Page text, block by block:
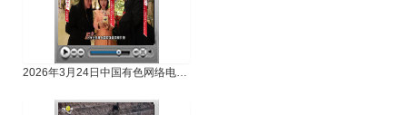
2026年3月24日中国有色网络电视新闻